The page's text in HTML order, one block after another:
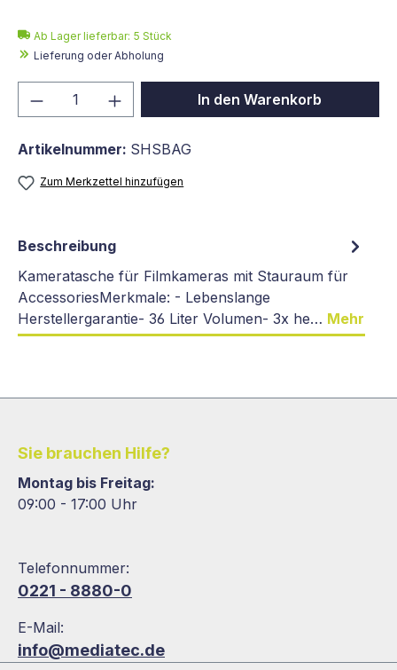
Ab Lager lieferbar: 5 Stück
Lieferung oder Abholung
Produkt Anzahl: Gib denIn den Warenkorb
Artikelnummer: SHSBAG
Zum Merkzettel hinzufügen
Beschreibung
Kameratasche für Filmkameras mit Stauraum für
AccessoriesMerkmale: - Lebenslange
Herstellergarantie- 36 Liter Volumen- 3x he… Mehr
Sie brauchen Hilfe?
Montag bis Freitag:
09:00 - 17:00 Uhr
Telefonnummer:
0221 - 8880-0
E-Mail:
info@mediatec.de